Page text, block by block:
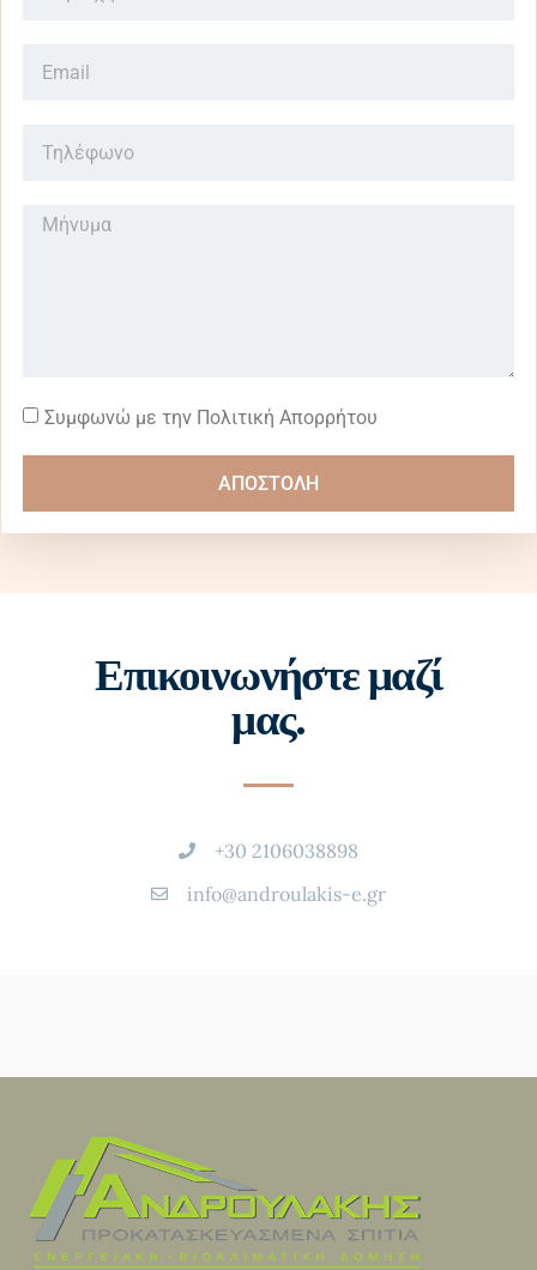
Συμφωνώ με την Πολιτική Απορρήτου
ΑΠΟΣΤΟΛΗ
Επικοινωνήστε μαζί
μας.
+30 2106038898
info@androulakis-e.gr